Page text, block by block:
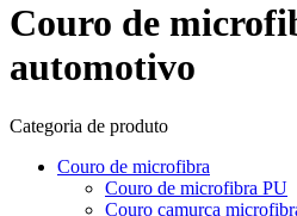
Couro de
automotivo
Categoria de produto
Couro de microfibra
Couro de microfibra PU
Couro camurça